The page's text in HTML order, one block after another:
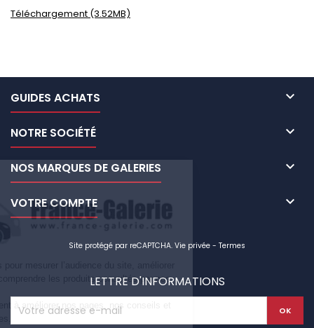
votre navigation et mieux comprendre les produits consultés par nos
Ces informations nous aident à améliorer nos pages, nos conseils et
Téléchargement (3.52MB)
GUIDES ACHATS 
NOTRE SOCIÉTÉ 
NOS MARQUES DE GALERIES 
VOTRE COMPTE 
Site protégé par reCAPTCHA. Vie privée - Termes
LETTRE D'INFORMATIONS